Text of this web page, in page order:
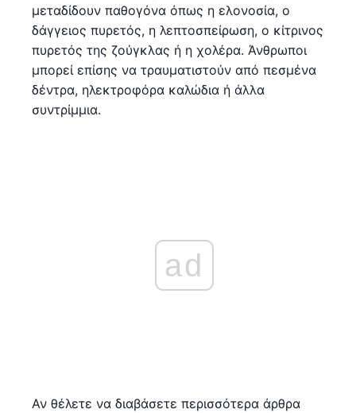
μεταδίδουν παθογόνα όπως η ελονοσία, ο
δάγγειος πυρετός, η λεπτοσπείρωση, ο κίτρινος
πυρετός της ζούγκλας ή η χολέρα. Άνθρωποι
μπορεί επίσης να τραυματιστούν από πεσμένα
δέντρα, ηλεκτροφόρα καλώδια ή άλλα
συντρίμμια.
ad
Αν θέλετε να διαβάσετε περισσότερα άρθρα